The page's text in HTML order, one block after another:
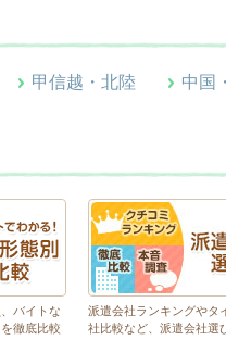
甲信越・北陸 中国
バイトな
徹底比較
派遣会社ランキングやタ
社比較など、派遣会社選